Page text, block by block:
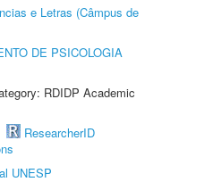
e Letras (Câmpus de
DE PSICOLOGIA
RDIDP Academic
ResearcherID
UNESP